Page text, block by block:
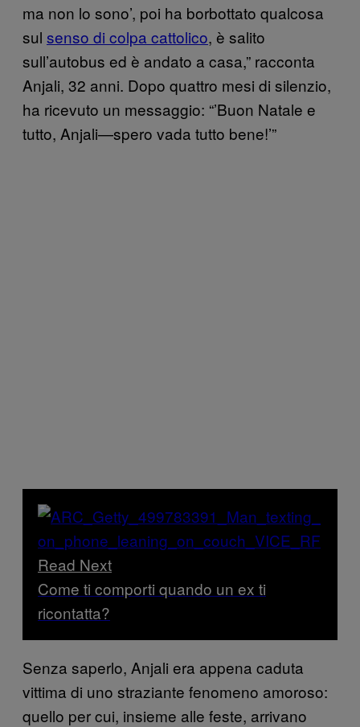
ma non lo sono’, poi ha borbottato qualcosa
sul senso di colpa cattolico, è salito
sull’autobus ed è andato a casa,” racconta
Anjali, 32 anni. Dopo quattro mesi di silenzio,
ha ricevuto un messaggio: “’Buon Natale e
tutto, Anjali—spero vada tutto bene!’”
Read Next
Come ti comporti quando un ex ti
ricontatta?
Senza saperlo, Anjali era appena caduta
vittima di uno straziante fenomeno amoroso:
quello per cui, insieme alle feste, arrivano